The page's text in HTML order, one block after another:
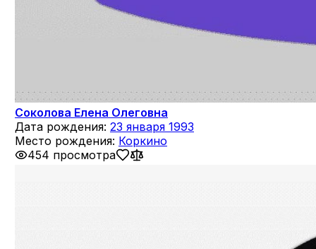
Соколова Елена Олеговна
Дата рождения: 23 января 1993
Место рождения: Коркино
454 просмотра